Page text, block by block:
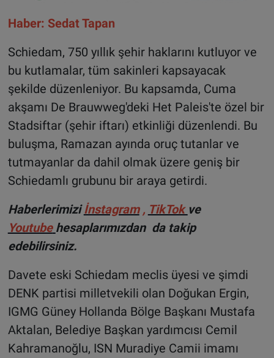
Haber: Sedat Tapan
Schiedam, 750 yıllık şehir haklarını kutluyor ve
bu kutlamalar, tüm sakinleri kapsayacak
şekilde düzenleniyor. Bu kapsamda, Cuma
akşamı De Brauwweg'deki Het Paleis'te özel bir
Stadsiftar (şehir iftarı) etkinliği düzenlendi. Bu
buluşma, Ramazan ayında oruç tutanlar ve
tutmayanlar da dahil olmak üzere geniş bir
Schiedamlı grubunu bir araya getirdi.
Haberlerimiziİnstagram , TikTok ve
Youtube hesaplarımızdan da takip
edebilirsiniz.
Davete eski Schiedam meclis üyesi ve şimdi
DENK partisi milletvekili olan Doğukan Ergin,
IGMG Güney Hollanda Bölge Başkanı Mustafa
Aktalan, Belediye Başkan yardımcısı Cemil
Kahramanoğlu, ISN Muradiye Camii imamı